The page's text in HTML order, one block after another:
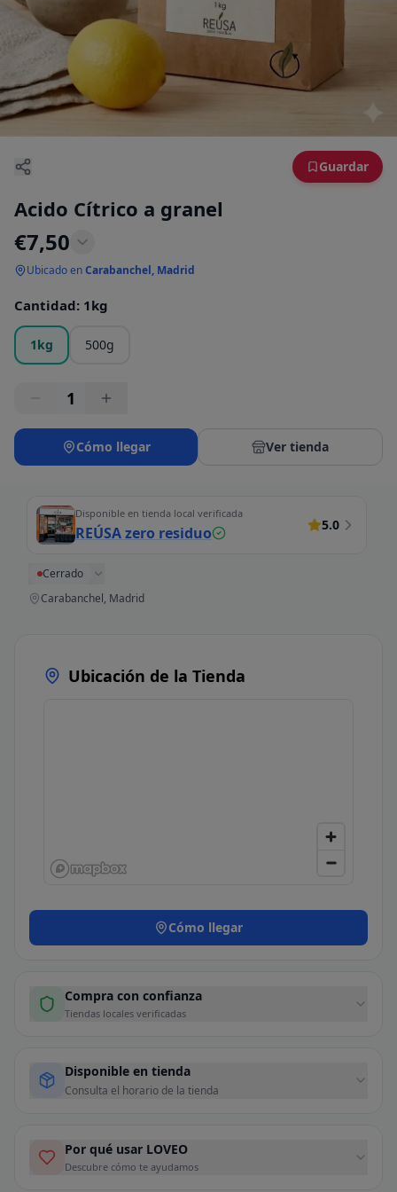
Guardar
Acido Cítrico a granel
€7,50
Ubicado enCarabanchel, Madrid
Cantidad: 1kg
1kg 500g
1
Cómo llegar Ver tienda
Disponible en tienda local verificada
REÚSA zero residuo 5.0
Cerrado
Carabanchel, Madrid
Ubicación de la Tienda
Cómo llegar
Compra con confianza
Tiendas locales verificadas
Disponible en tienda
Consulta el horario de la tienda
Por qué usar LOVEO
Descubre cómo te ayudamos